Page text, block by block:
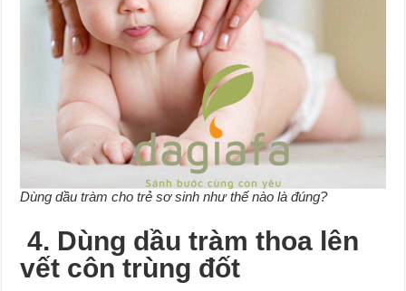
Dùng dầu tràm cho trẻ sơ sinh như thế nào là đúng?
4. Dùng dầu tràm thoa lên
vết côn trùng đốt